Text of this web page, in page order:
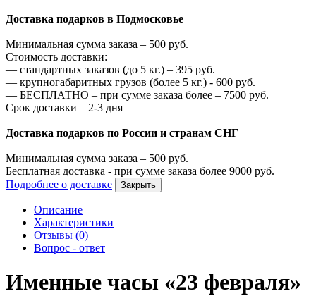
Доставка подарков в Подмосковье
Минимальная сумма заказа – 500 руб.
Стоимость доставки:
— стандартных заказов (до 5 кг.) – 395 руб.
— крупногабаритных грузов (более 5 кг.) - 600 руб.
— БЕСПЛАТНО – при сумме заказа более – 7500 руб.
Срок доставки – 2-3 дня
Доставка подарков по России и странам СНГ
Минимальная сумма заказа – 500 руб.
Бесплатная доставка - при сумме заказа более 9000 руб.
Подробнее о доставке
Закрыть
Описание
Характеристики
Отзывы (0)
Вопрос - ответ
Именные часы «23 февраля»